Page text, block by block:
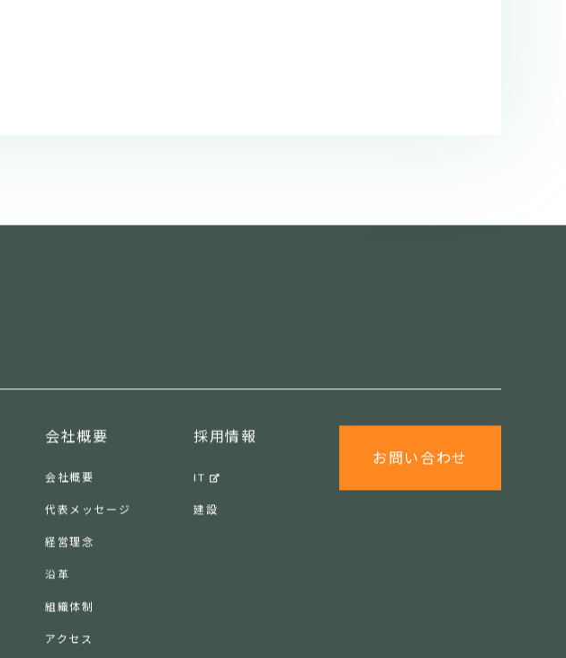
会社概要
会社概要
代表メッセージ
経営理念
沿革
組織体制
アクセス
採用情報
IT
建設
お問い合わせ